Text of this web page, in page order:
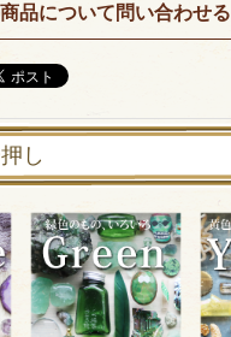
品について問い合わせる
し